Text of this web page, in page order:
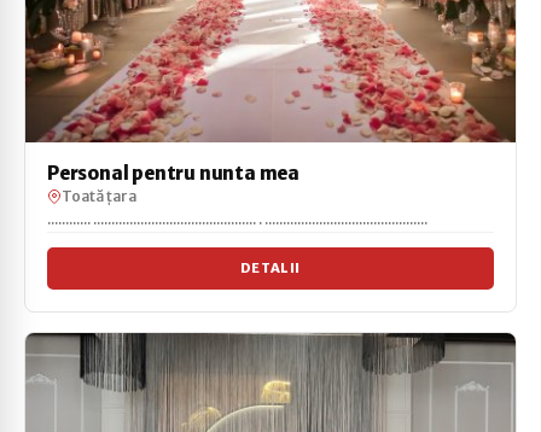
Personal pentru nunta mea
Toată țara
............ ............................................. . .............................................
DETALII